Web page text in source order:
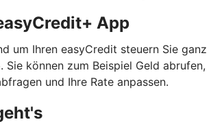
App
um Ihren easyCredit steuern Sie ganz
Sie können zum Beispiel Geld abrufen,
und Ihre Rate anpassen.